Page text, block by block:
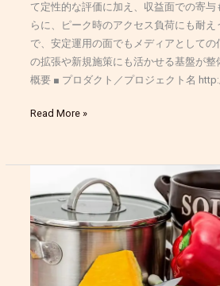
て定性的な評価に加え、収益面での寄与
らに、ピーク時のアクセス負荷にも耐え
で、安定運用の面でもメディアとしての
の拡張や新規施策にも活かせる基盤が整
概要 ■ プロダクト／プロジェクト名
Read More »
庭
や
さ